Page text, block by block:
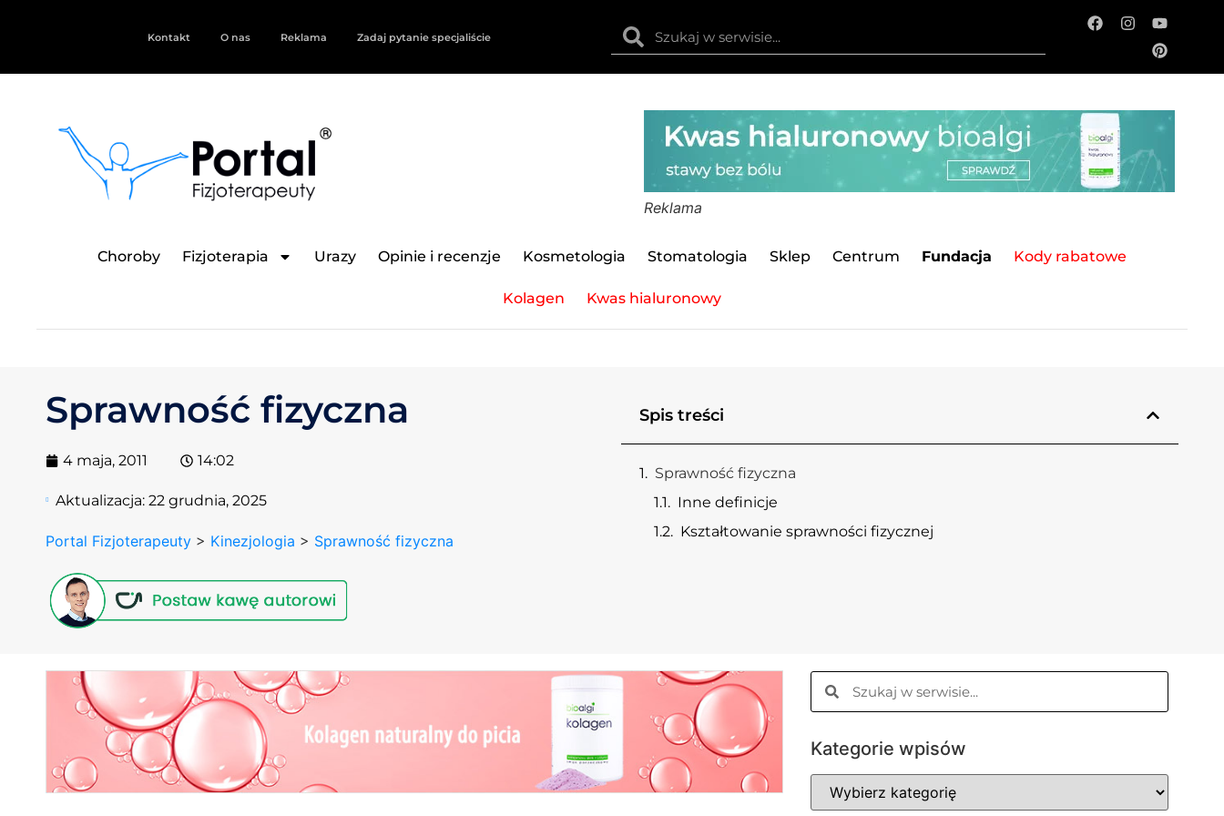
Kontakt O nas Reklama Zadaj pytanie specjaliście
Reklama
Choroby Fizjoterapia Urazy Opinie i recenzje Kosmetologia Stomatologia Sklep Centrum Fundacja Kody rabatowe
Kolagen Kwas hialuronowy
Sprawność fizyczna
4 maja, 2011 14:02
Aktualizacja:22 grudnia, 2025
Portal Fizjoterapeuty > Kinezjologia > Sprawność fizyczna
Spis treści
Sprawność fizyczna
Inne definicje
Kształtowanie sprawności fizycznej
Kategorie wpisów